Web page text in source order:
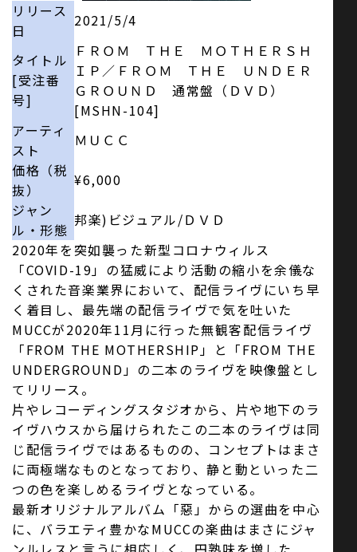
リリース
日
2021/5/4
タイトル
[受注番
号]
ＦＲＯＭ ＴＨＥ ＭＯＴＨＥＲＳＨ
ＩＰ／ＦＲＯＭ ＴＨＥ ＵＮＤＥＲ
ＧＲＯＵＮＤ 通常盤（ＤＶＤ）
[MSHN-104]
アーティ
スト
ＭＵＣＣ
価格（税
抜）
¥6,000
ジャン
ル・形態
邦楽)ビジュアル/ＤＶＤ
2020年を突如襲った新型コロナウィルス
「COVID-19」の猛威により活動の縮小を余儀な
くされた音楽業界において、配信ライヴにいち早
く着目し、最先端の配信ライヴで気を吐いた
MUCCが2020年11月に行った無観客配信ライヴ
「FROM THE MOTHERSHIP」と「FROM THE
UNDERGROUND」の二本のライヴを映像盤とし
てリリース。
片やレコーディングスタジオから、片や地下のラ
イヴハウスから届けられたこの二本のライヴは同
じ配信ライヴではあるものの、コンセプトはまさ
に両極端なものとなっており、静と動といった二
つの色を楽しめるライヴとなっている。
最新オリジナルアルバム「惡」からの選曲を中心
に、バラエティ豊かなMUCCの楽曲はまさにジャ